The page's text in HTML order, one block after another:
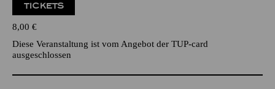
TICKETS
8,00 €
Diese Veranstaltung ist vom Angebot der TUP-card
ausgeschlossen